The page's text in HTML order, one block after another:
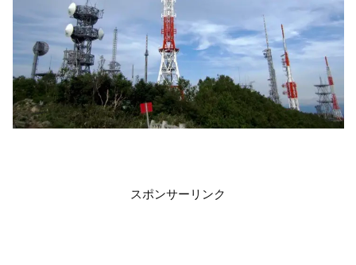
スポンサーリンク